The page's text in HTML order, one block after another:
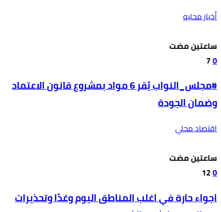
أخبار محليه
‫‫‫‏‫ساعتين مضت‬
0
7
#مجلس_النواب يُقر 6 مواد بمشروع قانون الاعتماد
وضمان الجودة
اقتصاد محلي
‫‫‫‏‫ساعتين مضت‬
0
12
اجواء حارة في اغلب المناطق اليوم وغدًا وتحذيرات